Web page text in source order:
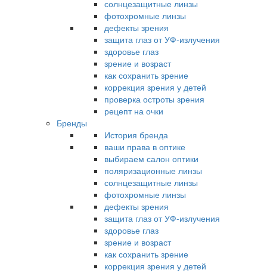
солнцезащитные линзы
фотохромные линзы
дефекты зрения
защита глаз от УФ-излучения
здоровье глаз
зрение и возраст
как сохранить зрение
коррекция зрения у детей
проверка остроты зрения
рецепт на очки
Бренды
История бренда
ваши права в оптике
выбираем салон оптики
поляризационные линзы
солнцезащитные линзы
фотохромные линзы
дефекты зрения
защита глаз от УФ-излучения
здоровье глаз
зрение и возраст
как сохранить зрение
коррекция зрения у детей